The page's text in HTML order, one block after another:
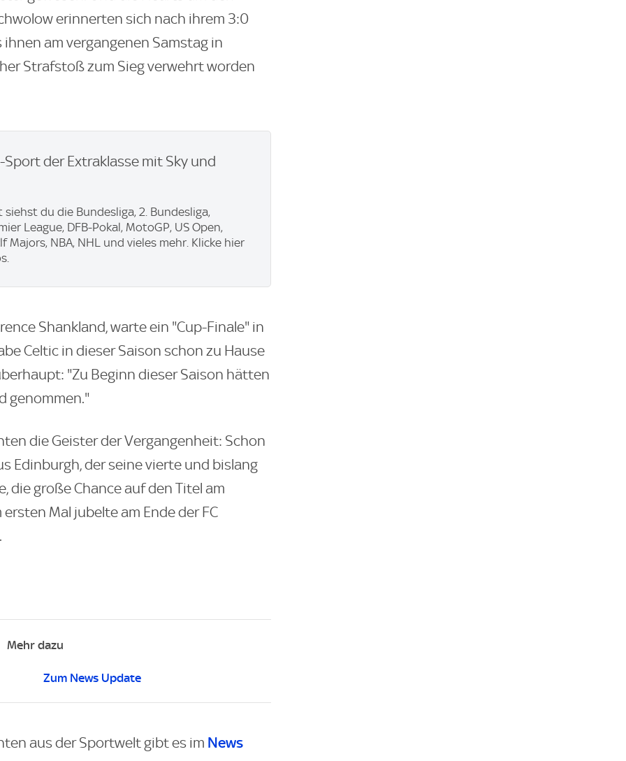
erinnerten sich nach ihrem 3:0
ihnen am vergangenen Samstag in
Strafstoß zum Sieg verwehrt worden
Sport der Extraklasse mit Sky und
siehst du die Bundesliga, 2. Bundesliga,
League, DFB-Pokal, MotoGP, US Open,
Majors, NBA, NHL und vieles mehr. Klicke hier
Shankland, warte ein "Cup-Finale" in
Celtic in dieser Saison schon zu Hause
"Zu Beginn dieser Saison hätten
genommen."
die Geister der Vergangenheit: Schon
Edinburgh, der seine vierte und bislang
die große Chance auf den Titel am
Mal jubelte am Ende der FC
Mehr dazu
Zum News Update
aus der Sportwelt gibt es im News